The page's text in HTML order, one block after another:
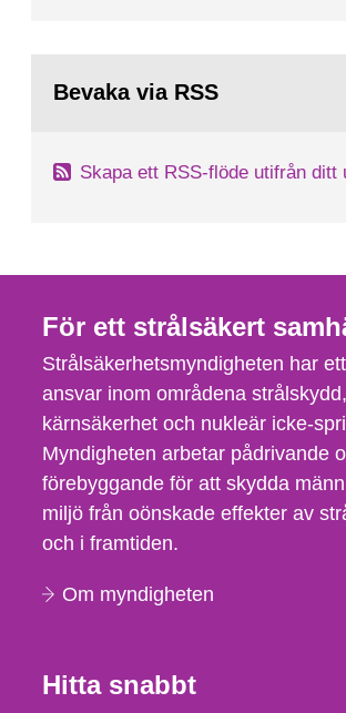
Bevaka via RSS
Skapa ett RSS-flöde utifrån ditt
För ett strålsäkert
Strålsäkerhetsmyndigheten har
ansvar inom områdena strålskydd,
kärnsäkerhet och nukleär icke-
Myndigheten arbetar pådrivande
förebyggande för att skydda
miljö från oönskade effekter av
och i framtiden.
Om myndigheten
Hitta snabbt